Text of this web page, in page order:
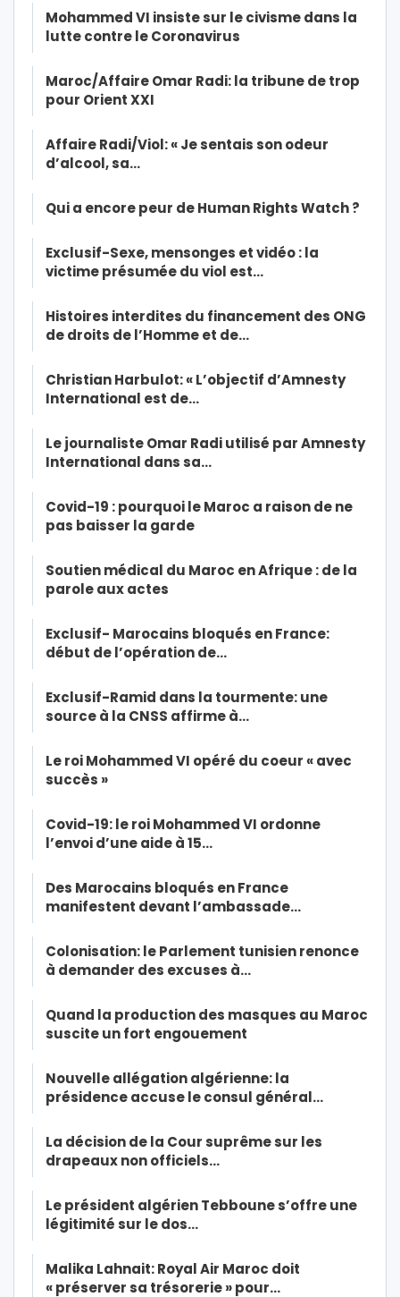
Mohammed VI insiste sur le civisme dans la
lutte contre le Coronavirus
Maroc/Affaire Omar Radi: la tribune de trop
pour Orient XXI
Affaire Radi/Viol: « Je sentais son odeur
d’alcool, sa…
Qui a encore peur de Human Rights Watch ?
Exclusif-Sexe, mensonges et vidéo : la
victime présumée du viol est…
Histoires interdites du financement des ONG
de droits de l’Homme et de…
Christian Harbulot: « L’objectif d’Amnesty
International est de…
Le journaliste Omar Radi utilisé par Amnesty
International dans sa…
Covid-19 : pourquoi le Maroc a raison de ne
pas baisser la garde
Soutien médical du Maroc en Afrique : de la
parole aux actes
Exclusif- Marocains bloqués en France:
début de l’opération de…
Exclusif-Ramid dans la tourmente: une
source à la CNSS affirme à…
Le roi Mohammed VI opéré du coeur « avec
succès »
Covid-19: le roi Mohammed VI ordonne
l’envoi d’une aide à 15…
Des Marocains bloqués en France
manifestent devant l’ambassade…
Colonisation: le Parlement tunisien renonce
à demander des excuses à…
Quand la production des masques au Maroc
suscite un fort engouement
Nouvelle allégation algérienne: la
présidence accuse le consul général…
La décision de la Cour suprême sur les
drapeaux non officiels…
Le président algérien Tebboune s’offre une
légitimité sur le dos…
Malika Lahnait: Royal Air Maroc doit
« préserver sa trésorerie » pour…